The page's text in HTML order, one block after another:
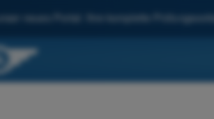
neues Portal: Ihre komplette